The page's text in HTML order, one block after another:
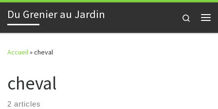
Skip to content
Du Grenier au Jardin
Search
Accueil»cheval
cheval
2 articles